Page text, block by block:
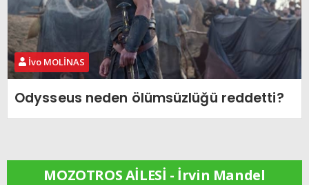
İvo MOLİNAS
Odysseus neden ölümsüzlüğü reddetti?
MOZOTROS AİLESİ - İrvin Mandel